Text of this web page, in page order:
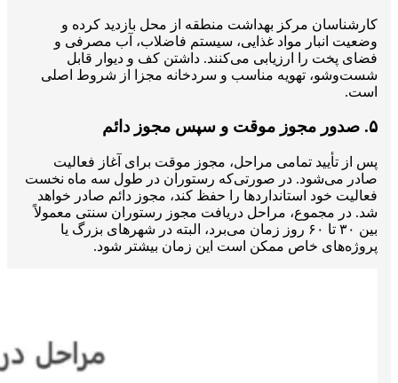
کارشناسان مرکز بهداشت منطقه از محل بازدید کرده و
وضعیت انبار مواد غذایی، سیستم فاضلاب، آب مصرفی و
فضای پخت را ارزیابی می‌کنند. داشتن کف و دیوار قابل
شست‌وشو، تهویه مناسب و سردخانه مجزا از شروط اصلی
است.
۵. صدور مجوز موقت و سپس مجوز دائم
پس از تأیید تمامی مراحل، مجوز موقت برای آغاز فعالیت
صادر می‌شود. در صورتی‌که رستوران در طول سه ماه نخست
فعالیت خود استانداردها را حفظ کند، مجوز دائم صادر خواهد
شد. در مجموع، مراحل دریافت مجوز رستوران سنتی معمولاً
بین ۳۰ تا ۶۰ روز زمان می‌برد، البته در شهرهای بزرگ یا
پروژه‌های خاص ممکن است این زمان بیشتر شود.